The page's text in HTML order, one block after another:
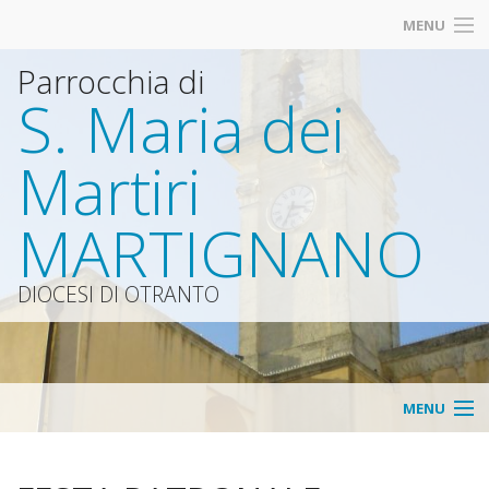
MENU
Parrocchia di
S. Maria dei
Martiri
MARTIGNANO
DIOCESI DI OTRANTO
MENU